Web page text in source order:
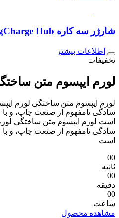
شارژر سه کاره MagCharge Hub از برند Green Lion
اطلاعات بیشتر
تخفیفات
لورم ایپسوم متن
لورم ایپسوم متن ساختگی لورم
سادگی نامفهوم از صنعت چاپ، و با
است لورم ایپسوم متن ساختگی
سادگی نامفهوم از صنعت چاپ، و با
است
00
ثانیه
00
دقیقه
00
ساعت
مشاهده محصول